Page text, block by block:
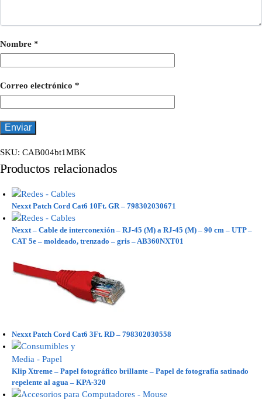
Nombre *
Correo electrónico *
SKU: CAB004bt1MBK
Productos relacionados
Nexxt Patch Cord Cat6 10Ft. GR – 798302030671
Nexxt – Cable de interconexión – RJ-45 (M) a RJ-45 (M) – 90 cm – UTP –
CAT 5e – moldeado, trenzado – gris – AB360NXT01
Nexxt Patch Cord Cat6 3Ft. RD – 798302030558
Klip Xtreme – Papel fotográfico brillante – Papel de fotografía satinado
repelente al agua – KPA-320